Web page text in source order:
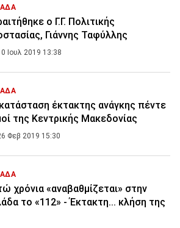
ο Γ.Γ. Πολιτικής
Γιάννης Ταφύλλης
Ιουλ 2019 13:38
έκτακτης ανάγκης πέντε
της Κεντρικής Μακεδονίας
Φεβ 2019 15:30
χρόνια «αναβαθμίζεται» στην
το «112» - Έκτακτη... κλήση της